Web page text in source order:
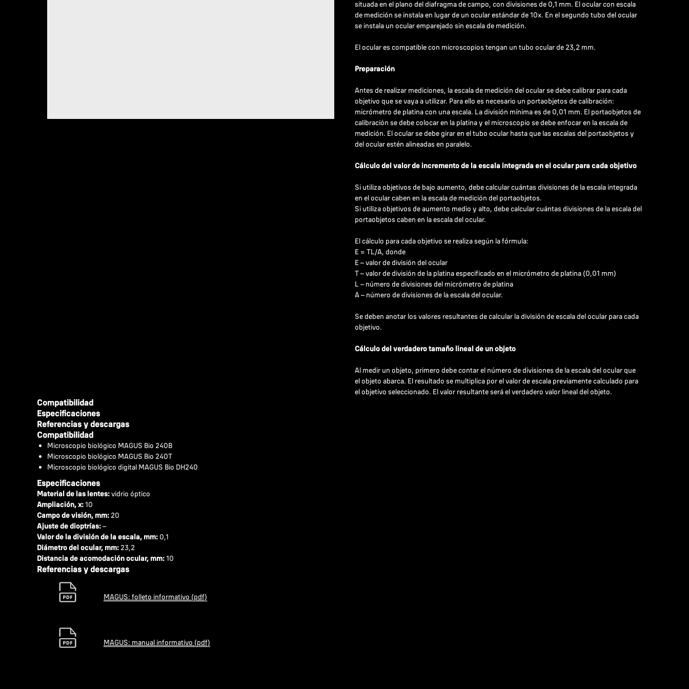
situada en el plano del diafragma de campo, con divisiones de 0,1 mm. El ocular con escala
de medición se instala en lugar de un ocular estándar de 10x. En el segundo tubo del ocular
se instala un ocular emparejado sin escala de medición.
El ocular es compatible con microscopios tengan un tubo ocular de 23,2 mm.
Preparación
Antes de realizar mediciones, la escala de medición del ocular se debe calibrar para cada
objetivo que se vaya a utilizar. Para ello es necesario un portaobjetos de calibración:
micrómetro de platina con una escala. La división mínima es de 0,01 mm. El portaobjetos de
calibración se debe colocar en la platina y el microscopio se debe enfocar en la escala de
medición. El ocular se debe girar en el tubo ocular hasta que las escalas del portaobjetos y
del ocular estén alineadas en paralelo.
Cálculo del valor de incremento de la escala integrada en el ocular para cada objetivo
Si utiliza objetivos de bajo aumento, debe calcular cuántas divisiones de la escala integrada
en el ocular caben en la escala de medición del portaobjetos.
Si utiliza objetivos de aumento medio y alto, debe calcular cuántas divisiones de la escala del
portaobjetos caben en la escala del ocular.
El cálculo para cada objetivo se realiza según la fórmula:
Е = ТL/A, donde
E – valor de división del ocular
Т – valor de división de la platina especificado en el micrómetro de platina (0,01 mm)
L – número de divisiones del micrómetro de platina
А – número de divisiones de la escala del ocular.
Se deben anotar los valores resultantes de calcular la división de escala del ocular para cada
objetivo.
Cálculo del verdadero tamaño lineal de un objeto
Al medir un objeto, primero debe contar el número de divisiones de la escala del ocular que
el objeto abarca. El resultado se multiplica por el valor de escala previamente calculado para
el objetivo seleccionado. El valor resultante será el verdadero valor lineal del objeto.
Compatibilidad
Especificaciones
Referencias y descargas
Compatibilidad
Microscopio biológico MAGUS Bio 240B
Microscopio biológico MAGUS Bio 240T
Microscopio biológico digital MAGUS Bio DH240
Especificaciones
Material de las lentes:vidrio óptico
Ampliación, x:10
Campo de visión, mm: 20
Ajuste de dioptrías:–
Valor de la división de la escala, mm: 0,1
Diámetro del ocular, mm: 23,2
Distancia de acomodación ocular, mm:10
Referencias y descargas
MAGUS: folleto informativo (pdf)
MAGUS: manual informativo (pdf)